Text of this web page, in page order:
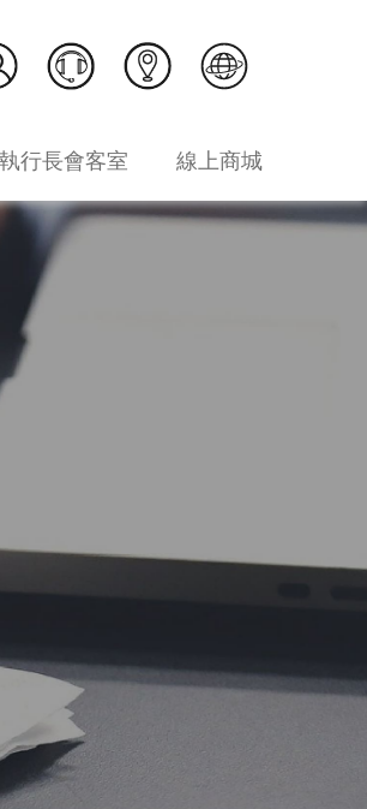
執行長會客室 線上商城